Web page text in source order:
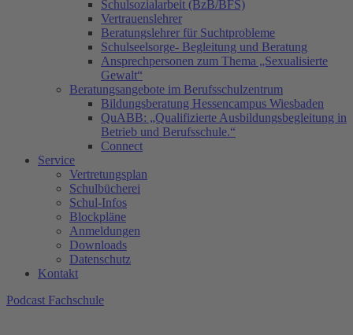
Schulsozialarbeit (BzB/BFS)
Vertrauenslehrer
Beratungslehrer für Suchtprobleme
Schulseelsorge- Begleitung und Beratung
Ansprechpersonen zum Thema „Sexualisierte
Gewalt“
Beratungsangebote im Berufsschulzentrum
Bildungsberatung Hessencampus Wiesbaden
QuABB: „Qualifizierte Ausbildungsbegleitung in
Betrieb und Berufsschule.“
Connect
Service
Vertretungsplan
Schulbücherei
Schul-Infos
Blockpläne
Anmeldungen
Downloads
Datenschutz
Kontakt
Podcast Fachschule